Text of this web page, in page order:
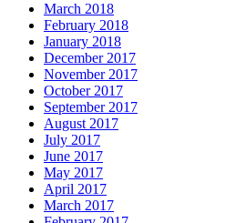
March 2018
February 2018
January 2018
December 2017
November 2017
October 2017
September 2017
August 2017
July 2017
June 2017
May 2017
April 2017
March 2017